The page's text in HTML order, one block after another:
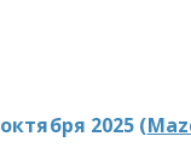
2025 (